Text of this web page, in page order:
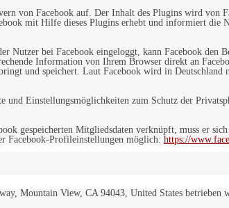
von Facebook auf. Der Inhalt des Plugins wird von
mit Hilfe dieses Plugins erhebt und informiert die
Nutzer bei Facebook eingeloggt, kann Facebook den
Information von Ihrem Browser direkt an
und speichert. Laut Facebook wird in Deutschland
Einstellungsmöglichkeiten zum Schutz der
gespeicherten Mitgliedsdaten verknüpft, muss er
Facebook-Profileinstellungen möglich: https://
Mountain View, CA 94043, United States